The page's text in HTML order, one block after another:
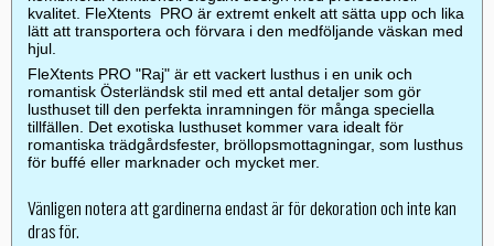
kvalitet. FleXtents PRO är extremt enkelt att sätta upp och lika
lätt att transportera och förvara i den medföljande väskan med
hjul.
FleXtents PRO "Raj" är ett vackert lusthus i en unik och
romantisk Österländsk stil med ett antal detaljer som gör
lusthuset till den perfekta inramningen för många speciella
tillfällen. Det exotiska lusthuset kommer vara idealt för
romantiska trädgårdsfester, bröllopsmottagningar, som lusthus
för buffé eller marknader och mycket mer.
Vänligen notera att gardinerna endast är för dekoration och inte kan
dras för.